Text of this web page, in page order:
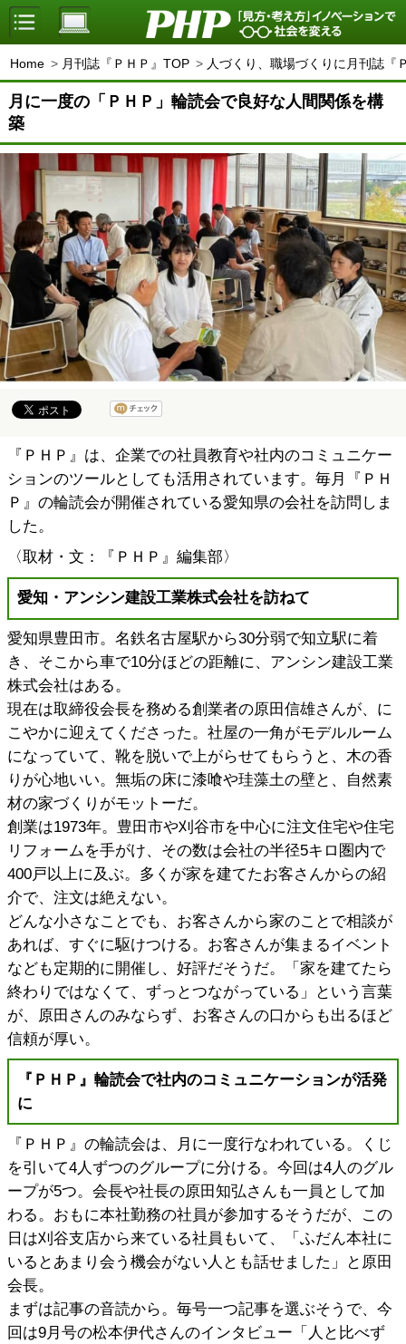
Home 月刊誌『ＰＨＰ』TOP 人づくり、職場づくりに月刊誌『
月に一度の「ＰＨＰ」輪読会で良好な人間関係を構
築
『ＰＨＰ』は、企業での社員教育や社内のコミュニケー
ションのツールとしても活用されています。毎月『ＰＨ
Ｐ』の輪読会が開催されている愛知県の会社を訪問しま
した。
〈取材・文：『ＰＨＰ』編集部〉
愛知・アンシン建設工業株式会社を訪ねて
愛知県豊田市。名鉄名古屋駅から30分弱で知立駅に着
き、そこから車で10分ほどの距離に、アンシン建設工業
株式会社はある。
現在は取締役会長を務める創業者の原田信雄さんが、に
こやかに迎えてくださった。社屋の一角がモデルルーム
になっていて、靴を脱いで上がらせてもらうと、木の香
りが心地いい。無垢の床に漆喰や珪藻土の壁と、自然素
材の家づくりがモットーだ。
創業は1973年。豊田市や刈谷市を中心に注文住宅や住宅
リフォームを手がけ、その数は会社の半径5キロ圏内で
400戸以上に及ぶ。多くが家を建てたお客さんからの紹
介で、注文は絶えない。
どんな小さなことでも、お客さんから家のことで相談が
あれば、すぐに駆けつける。お客さんが集まるイベント
なども定期的に開催し、好評だそうだ。「家を建てたら
終わりではなくて、ずっとつながっている」という言葉
が、原田さんのみならず、お客さんの口からも出るほど
信頼が厚い。
『ＰＨＰ』輪読会で社内のコミュニケーションが活発
に
『ＰＨＰ』の輪読会は、月に一度行なわれている。くじ
を引いて4人ずつのグループに分ける。今回は4人のグル
ープが5つ。会長や社長の原田知弘さんも一員として加
わる。おもに本社勤務の社員が参加するそうだが、この
日は刈谷支店から来ている社員もいて、「ふだん本社に
いるとあまり会う機会がない人とも話せました」と原田
会長。
まずは記事の音読から。毎号一つ記事を選ぶそうで、今
回は9月号の松本伊代さんのインタビュー「人と比べず